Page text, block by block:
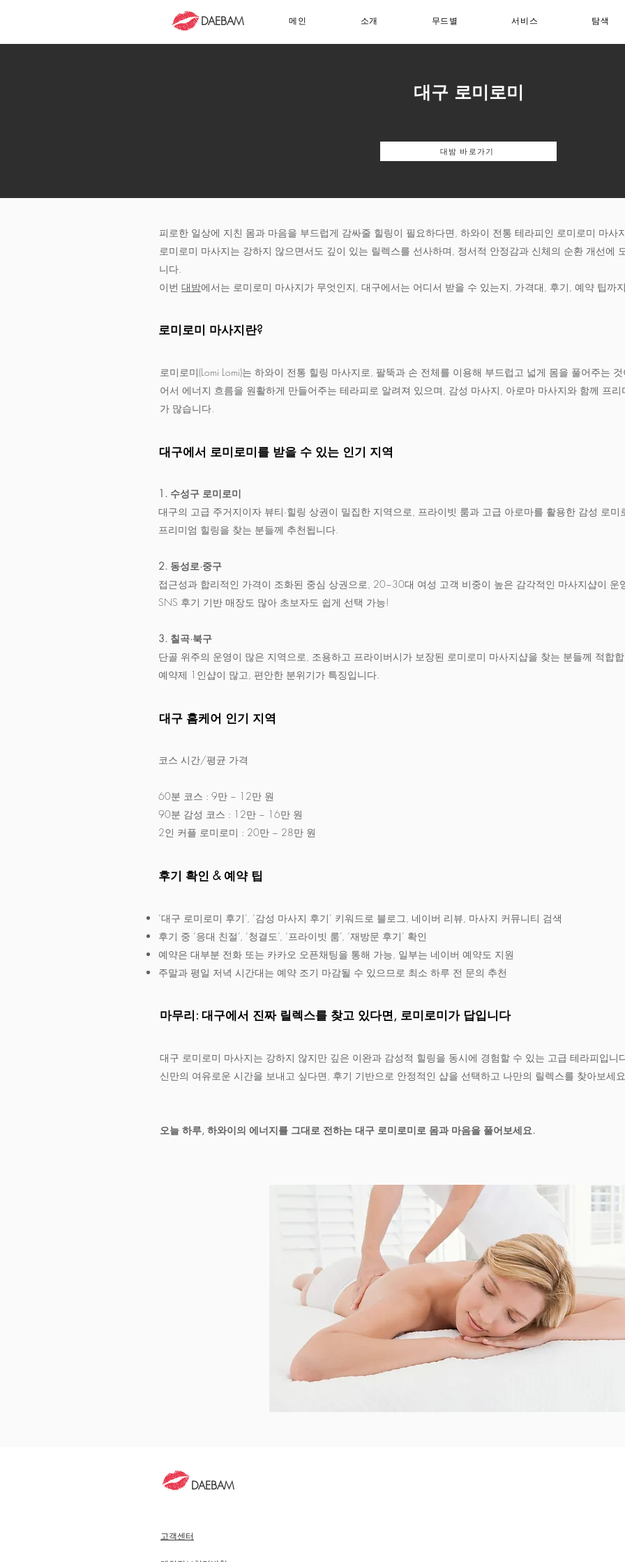
DAEBAM 메인 소개 무드별 서비스 탐색
대구 로미로미
대밤 바로가기
피로한 일상에 지친 몸과 마음을 부드럽게 감싸줄 힐링이 필요하다면, 하와이 전통 테라피인 로미로미 마사
로미로미 마사지는 강하지 않으면서도 깊이 있는 릴렉스를 선사하며, 정서적 안정감과 신체의 순환 개선에
니다.
이번 대밤에서는 로미로미 마사지가 무엇인지, 대구에서는 어디서 받을 수 있는지, 가격대, 후기, 예약 팁까
로미로미 마사지란?
로미로미(Lomi Lomi)는 하와이 전통 힐링 마사지로, 팔뚝과 손 전체를 이용해 부드럽고 넓게 몸을 풀어주는
어서 에너지 흐름을 원활하게 만들어주는 테라피로 알려져 있으며, 감성 마사지, 아로마 마사지와 함께 프
가 많습니다.
대구에서 로미로미를 받을 수 있는 인기 지역
1. 수성구 로미로미
대구의 고급 주거지이자 뷰티·힐링 상권이 밀집한 지역으로, 프라이빗 룸과 고급 아로마를 활용한 감성 로미
프리미엄 힐링을 찾는 분들께 추천됩니다.
2. 동성로·중구
접근성과 합리적인 가격이 조화된 중심 상권으로, 20~30대 여성 고객 비중이 높은 감각적인 마사지샵이 운
SNS 후기 기반 매장도 많아 초보자도 쉽게 선택 가능!
3. 칠곡·북구
단골 위주의 운영이 많은 지역으로, 조용하고 프라이버시가 보장된 로미로미 마사지샵을 찾는 분들께 적합
예약제 1인샵이 많고, 편안한 분위기가 특징입니다.
대구 홈케어 인기 지역
코스 시간/평균 가격
60분 코스 : 9만 ~ 12만 원
90분 감성 코스 : 12만 ~ 16만 원
2인 커플 로미로미 : 20만 ~ 28만 원
후기 확인 & 예약 팁
‘대구 로미로미 후기’, ‘감성 마사지 후기’ 키워드로 블로그, 네이버 리뷰, 마사지 커뮤니티 검색
후기 중 ‘응대 친절’, ‘청결도’, ‘프라이빗 룸’, ‘재방문 후기’ 확인
예약은 대부분 전화 또는 카카오 오픈채팅을 통해 가능, 일부는 네이버 예약도 지원
주말과 평일 저녁 시간대는 예약 조기 마감될 수 있으므로 최소 하루 전 문의 추천
마무리: 대구에서 진짜 릴렉스를 찾고 있다면, 로미로미가 답입니다
대구 로미로미 마사지는 강하지 않지만 깊은 이완과 감성적 힐링을 동시에 경험할 수 있는 고급 테라피입니
신만의 여유로운 시간을 보내고 싶다면, 후기 기반으로 안정적인 샵을 선택하고 나만의 릴렉스를 찾아보세
오늘 하루, 하와이의 에너지를 그대로 전하는 대구 로미로미로 몸과 마음을 풀어보세요.
DAEBAM
고객센터